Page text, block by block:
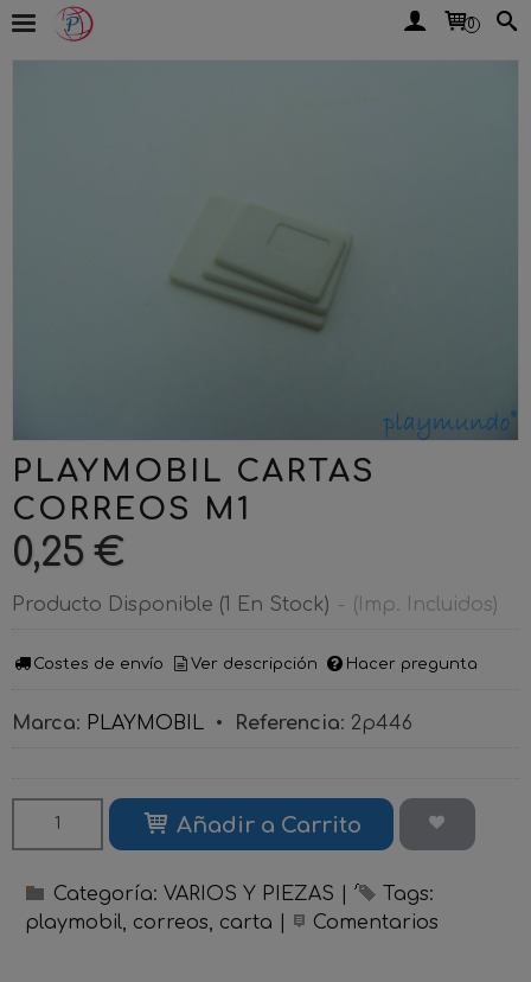
0
PLAYMOBIL CARTAS
CORREOS M1
0,25 €
Producto Disponible (1 En Stock) - (Imp. Incluidos)
Costes de envío Ver descripción Hacer pregunta
Marca: PLAYMOBIL • Referencia: 2p446
Añadir a Carrito
Categoría: VARIOS Y PIEZAS
Tags:
playmobil correos carta Comentarios